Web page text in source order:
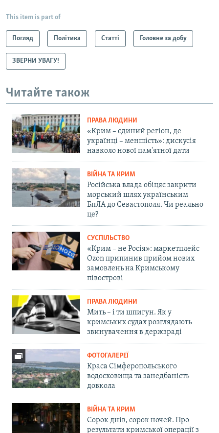
This item is part of
Погляд Політика Статті Головне за добу
ЗВЕРНИ УВАГУ!
Читайте також
ПРАВА ЛЮДИНИ
«Крим – єдиний регіон, де
українці – меншість»: дискусія
навколо нової пам'ятної дати
ВІЙНА ТА КРИМ
Російська влада обіцяє закрити
морський шлях українським
БпЛА до Севастополя. Чи реально
це?
СУСПІЛЬСТВО
«Крим – не Росія»: маркетплейс
Ozon припинив прийом нових
замовлень на Кримському
півострові
ПРАВА ЛЮДИНИ
Мить – і ти шпигун. Як у
кримських судах розглядають
звинувачення в держзраді
ФОТОГАЛЕРЕЇ
Краса Сімферопольського
водосховища та занедбаність
довкола
ВІЙНА ТА КРИМ
Сорок днів, сорок ночей. Про
результати кримської операції з